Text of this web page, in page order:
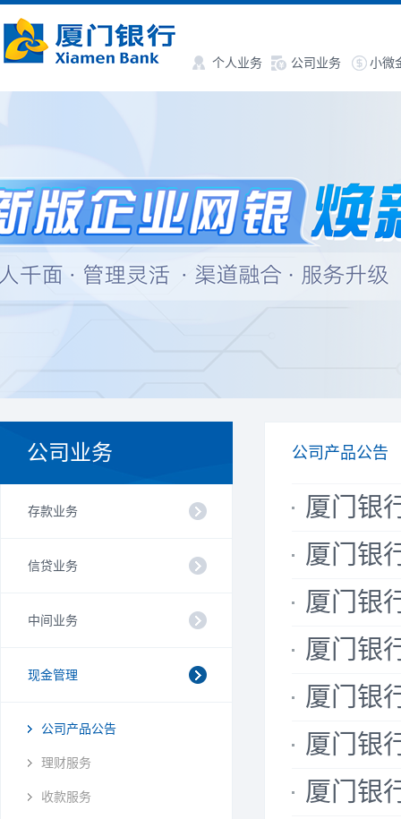
个人业务 公司业务 小微
公司业务
存款业务
信贷业务
中间业务
现金管理
公司产品公告
理财服务
收款服务
公司产品公告
厦门银
厦门银
厦门银
厦门银
厦门银
厦门银
厦门银